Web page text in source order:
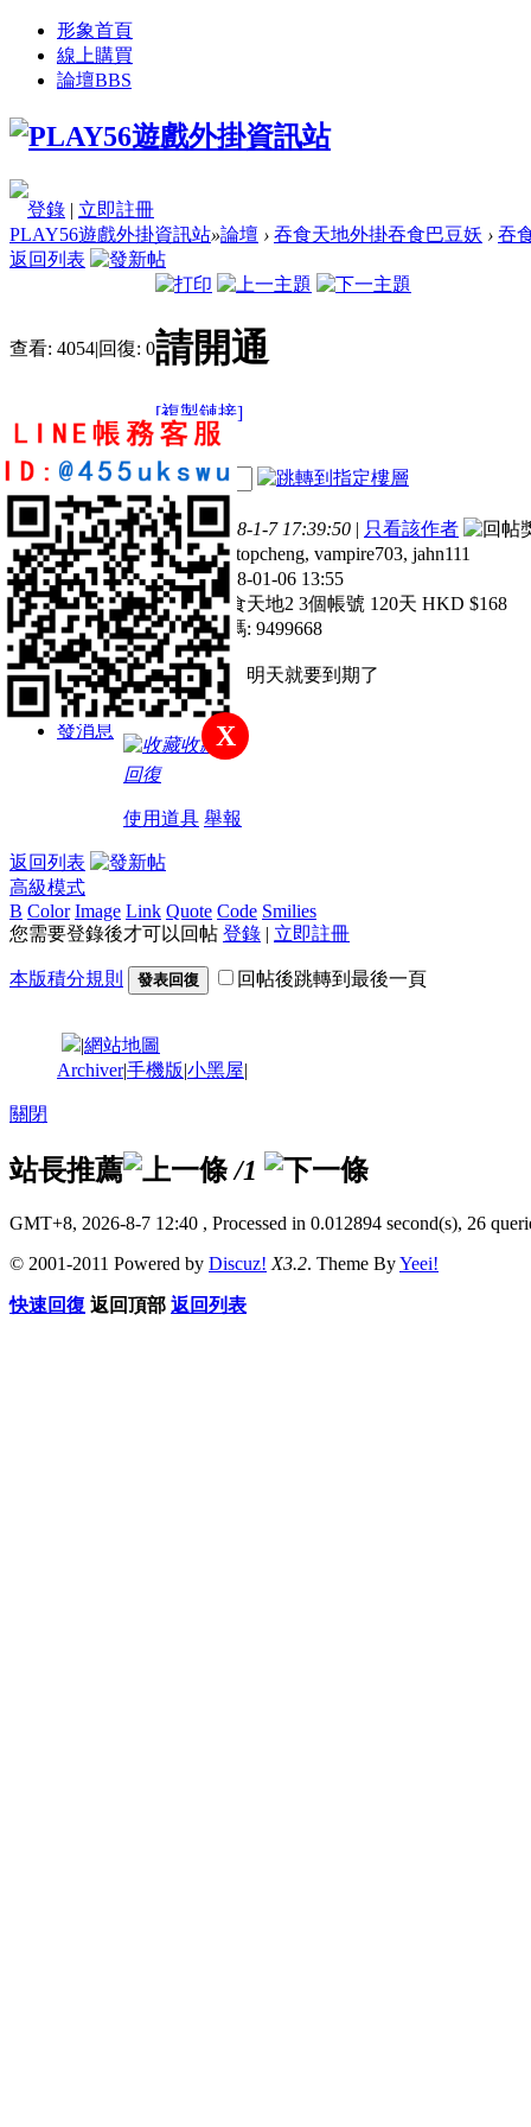
形象首頁
線上購買
論壇BBS
登錄 | 立即註冊
PLAY56遊戲外掛資訊站»論壇 › 吞食天地外掛吞食巴豆妖 › 吞
返回列表
查看: 4054|回復: 0請開通
[複製鏈接]
topoftheworl
11
主題
25
帖子
135
積分
註冊會員
積分
135
發消息
電梯直達
樓主
發表於 2018-1-7 17:39:50 | 只看該作者
遊戲帳號: erictopcheng, vampire703, jahn111
入帳時間: 2018-01-06 13:55
入帳類型: 吞食天地2 3個帳號 120天 HKD $168
銀行帳號末7碼: 9499668
勞煩快點開通 明天就要到期了
收藏
回復
使用道具 舉報
返回列表
高級模式
B Color Image Link Quote Code Smilies
您需要登錄後才可以回帖 登錄 | 立即註冊
本版積分規則 發表回復 回帖後跳轉到最後一頁
X
|網站地圖
Archiver|手機版|小黑屋|
關閉
站長推薦 /1
GMT+8, 2026-8-7 12:40 , Processed in 0.012894 second(s), 26
© 2001-2011 Powered by Discuz! X3.2. Theme ByYeei!
快速回復 返回頂部 返回列表